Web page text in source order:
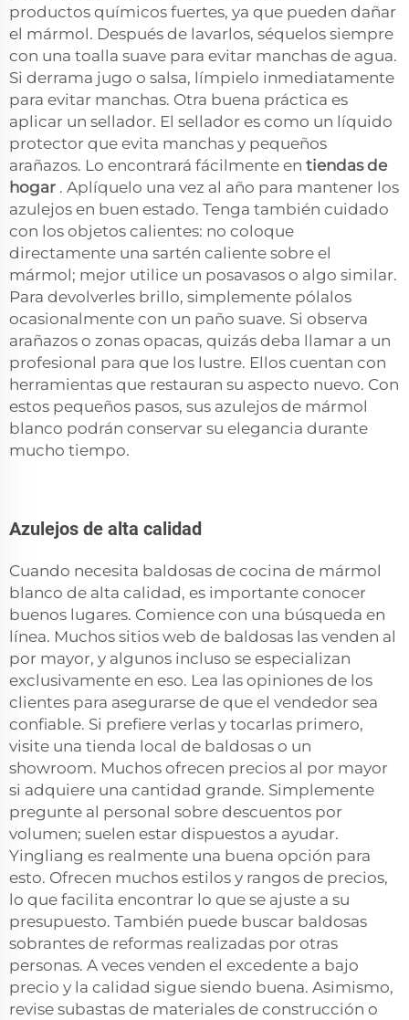
productos químicos fuertes, ya que pueden dañar
el mármol. Después de lavarlos, séquelos siempre
con una toalla suave para evitar manchas de agua.
Si derrama jugo o salsa, límpielo inmediatamente
para evitar manchas. Otra buena práctica es
aplicar un sellador. El sellador es como un líquido
protector que evita manchas y pequeños
arañazos. Lo encontrará fácilmente en tiendas de
hogar . Aplíquelo una vez al año para mantener los
azulejos en buen estado. Tenga también cuidado
con los objetos calientes: no coloque
directamente una sartén caliente sobre el
mármol; mejor utilice un posavasos o algo similar.
Para devolverles brillo, simplemente pólalos
ocasionalmente con un paño suave. Si observa
arañazos o zonas opacas, quizás deba llamar a un
profesional para que los lustre. Ellos cuentan con
herramientas que restauran su aspecto nuevo. Con
estos pequeños pasos, sus azulejos de mármol
blanco podrán conservar su elegancia durante
mucho tiempo.
Azulejos de alta calidad
Cuando necesita baldosas de cocina de mármol
blanco de alta calidad, es importante conocer
buenos lugares. Comience con una búsqueda en
línea. Muchos sitios web de baldosas las venden al
por mayor, y algunos incluso se especializan
exclusivamente en eso. Lea las opiniones de los
clientes para asegurarse de que el vendedor sea
confiable. Si prefiere verlas y tocarlas primero,
visite una tienda local de baldosas o un
showroom. Muchos ofrecen precios al por mayor
si adquiere una cantidad grande. Simplemente
pregunte al personal sobre descuentos por
volumen; suelen estar dispuestos a ayudar.
Yingliang es realmente una buena opción para
esto. Ofrecen muchos estilos y rangos de precios,
lo que facilita encontrar lo que se ajuste a su
presupuesto. También puede buscar baldosas
sobrantes de reformas realizadas por otras
personas. A veces venden el excedente a bajo
precio y la calidad sigue siendo buena. Asimismo,
revise subastas de materiales de construcción o